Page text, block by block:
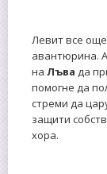
Левит все
авантюрина.
на Лъва да
помогне да
стреми да
защити
хора.